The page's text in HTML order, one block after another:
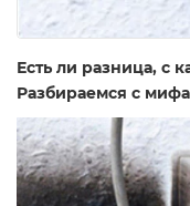
Есть ли разница, с
Разбираемся с